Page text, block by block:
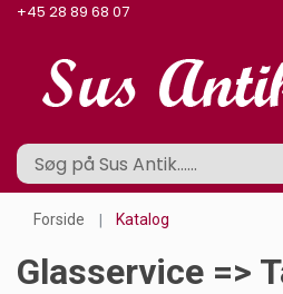
+45 28 89 68 07
Forside Katalog
Glasservice =>